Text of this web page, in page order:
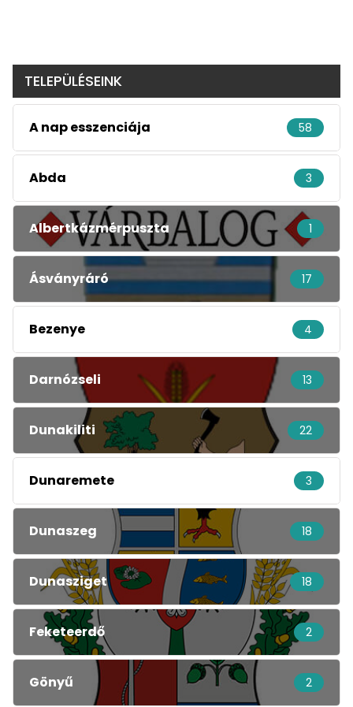
TELEPÜLÉSEINK
A nap esszenciája 58
Abda 3
Albertkázmérpuszta 1
Ásványráró 17
Bezenye 4
Darnózseli 13
Dunakiliti 22
Dunaremete 3
Dunaszeg 18
Dunasziget 18
Feketeerdő 2
Gönyű 2